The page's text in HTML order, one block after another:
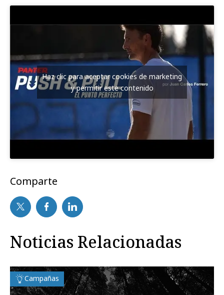
Haz clic para aceptar cookies de marketing
y permitir este contenido
Comparte
Noticias Relacionadas
Campañas